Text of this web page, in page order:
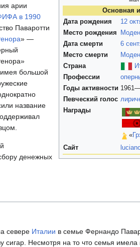
Основная
Дата рождения
12
Место рождения
Дата смерти
6
Место смерти
Страна
Профессии
Годы активности
Певческий голос
Награды
«
Сайт
арии
в 1990
Паваротти
» —
имея большой
название
денежных
севере Италии в семье Фернандо
Несмотря на то что семья имела